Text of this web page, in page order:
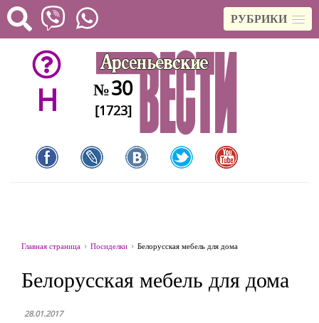
РУБРИКИ
H №30
[1723]
Главная страница Посиделки Белорусская мебель для дома
Белорусская мебель для дома
28.01.2017